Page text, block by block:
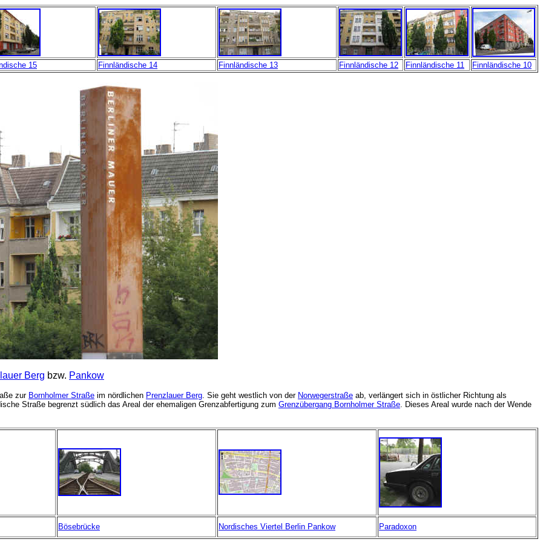
15 Finnländische 14 Finnländische 13 Finnländische 12 Finnländische 11 Finnländische 10
Berg bzw. Pankow
zur Bornholmer Straße im nördlichen Prenzlauer Berg. Sie geht westlich von der Norwegerstraße ab, verlängert sich in östlicher Richtung als
Straße begrenzt südlich das Areal der ehemaligen Grenzabfertigung zum Grenzübergang Bornholmer Straße. Dieses Areal wurde nach der Wende
Bösebrücke Nordisches Viertel Berlin Pankow Paradoxon